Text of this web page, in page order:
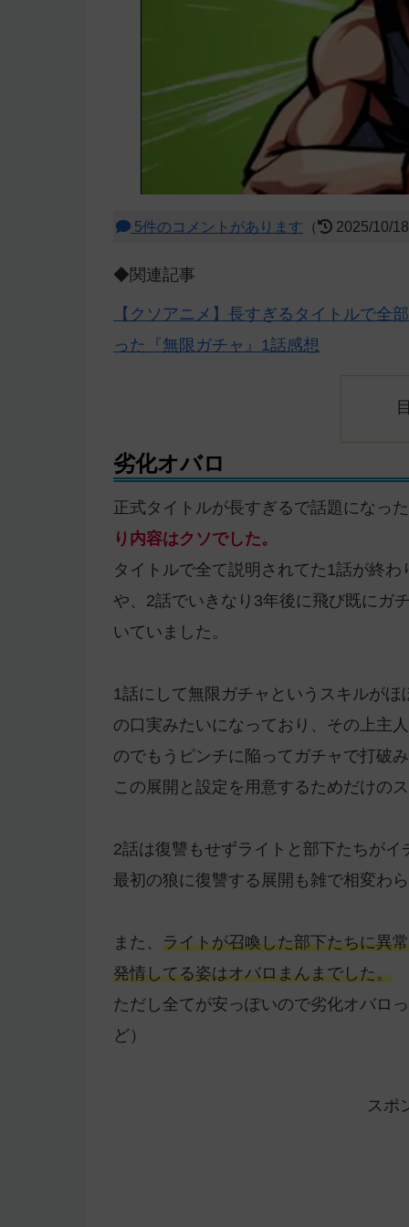
5件のコメントがあります （ 2025/10/
◆関連記事
【クソアニメ】長すぎるタイトルで全
った『無限ガチャ』1話感想
劣化オバロ
正式タイトルが長すぎるで話題になっ
り内容はクソでした。
タイトルで全て説明されてた1話が終
や、2話でいきなり3年後に飛び既にガ
いていました。
1話にして無限ガチャというスキルが
の口実みたいになっており、その上主
のでもうピンチに陥ってガチャで打破
この展開と設定を用意するためだけの
2話は復讐もせずライトと部下たちが
最初の狼に復讐する展開も雑で相変わ
また、 ライトが召喚した部下たちに異
発情してる姿はオバロまんまでした。
ただし全てが安っぽいので劣化オバロ
ど）
スポ